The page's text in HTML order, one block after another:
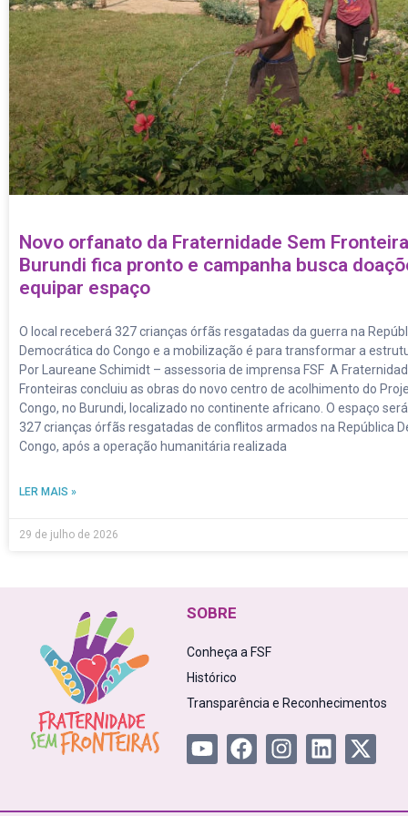
Novo orfanato da Fraternidade Sem
Burundi fica pronto e campanha busca
equipar espaço
O local receberá 327 crianças órfãs resgatadas da guerra na
Democrática do Congo e a mobilização é para transformar a
Por Laureane Schimidt – assessoria de imprensa FSF A
Fronteiras concluiu as obras do novo centro de acolhimento do
Congo, no Burundi, localizado no continente africano. O espaço
327 crianças órfãs resgatadas de conflitos armados na República
Congo, após a operação humanitária realizada
LER MAIS »
29 de julho de 2026
SOBRE
Conheça a FSF
Histórico
Transparência e Reconhecimentos